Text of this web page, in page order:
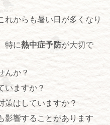
れからも暑い日が多くなり
特に熱中症予防が大切で
んか？
いますか？
策はしていますか？
影響することがあります